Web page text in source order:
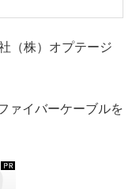
（株）オプテージ
ァイバーケーブルを